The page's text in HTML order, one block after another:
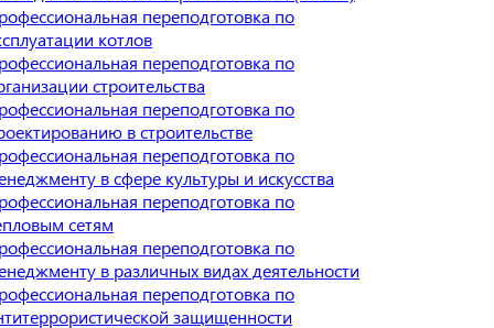
переподготовка по
котлов
переподготовка по
строительства
переподготовка по
в строительстве
переподготовка по
в сфере культуры и искусства
переподготовка по
сетям
переподготовка по
в различных видах деятельности
переподготовка по
защищенности